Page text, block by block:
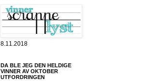
8.11.2018
DA BLE JEG DEN HELDIGE
VINNER AV OKTOBER
UTFORDRINGEN